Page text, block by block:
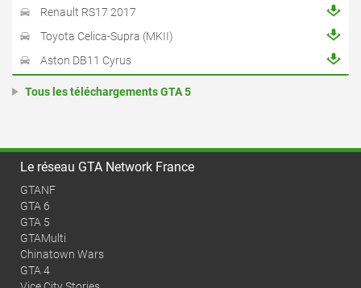
Renault RS17 2017
Toyota Celica-Supra (MKII)
Aston DB11 Cyrus
Tous les téléchargements GTA 5
Le réseau GTA Network France
GTANF
GTA 6
GTA 5
GTAMulti
Chinatown Wars
GTA 4